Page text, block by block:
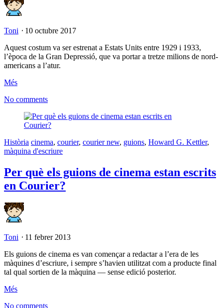
Toni ⋅ 10 octubre 2017
Aquest costum va ser estrenat a Estats Units entre 1929 i 1933,
l’època de la Gran Depressió, que va portar a tretze milions de nord-
americans a l’atur.
Més
No comments
Història cinema, courier, courier new, guions, Howard G. Kettler,
màquina d'escriure
Per què els guions de cinema estan escrits
en Courier?
Toni ⋅ 11 febrer 2013
Els guions de cinema es van començar a redactar a l’era de les
màquines d’escriure, i sempre s’havien utilitzat com a producte final
tal qual sortien de la màquina — sense edició posterior.
Més
No comments